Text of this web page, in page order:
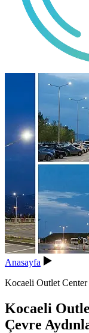
Anasayfa
Kocaeli Outlet
Kocaeli
Çevre